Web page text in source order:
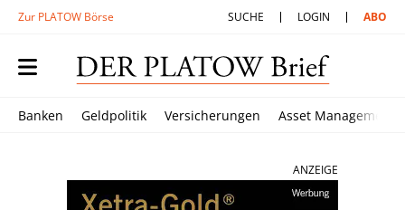
Zur PLATOW Börse SUCHE LOGIN ABO
Banken Geldpolitik Versicherungen Asset Management
ANZEIGE